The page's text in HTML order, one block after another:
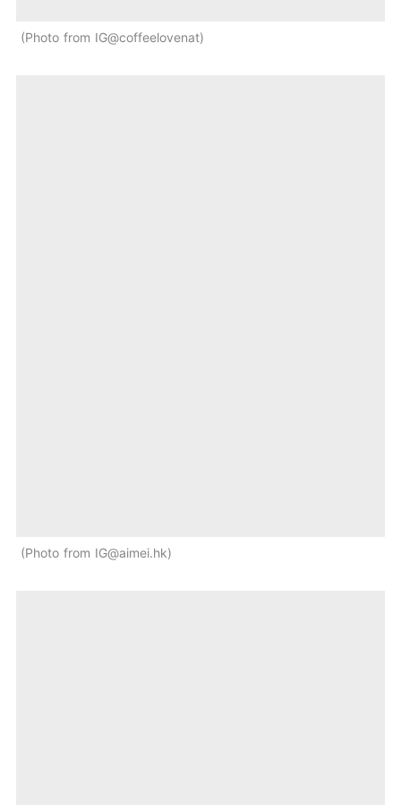
Photo from IG@coffeelovenat
Photo from IG@aimei.hk